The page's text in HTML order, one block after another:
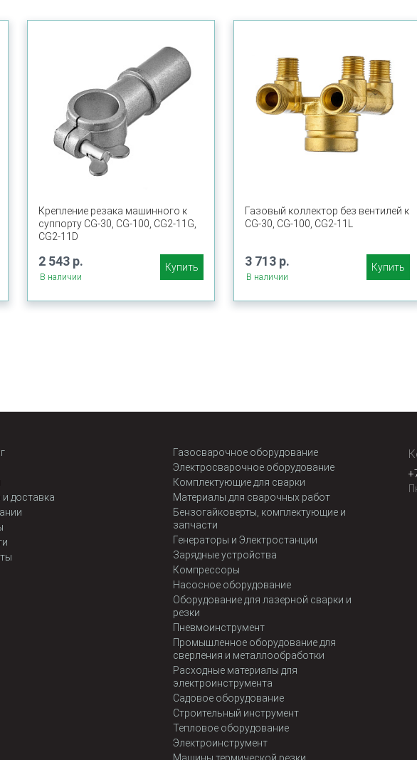
Крепление резака машинного к
суппорту CG-30, CG-100, CG2-11G,
CG2-11D
2 543 р.
В наличии
Купить
Газовый коллектор без вентилей к
CG-30, CG-100, CG2-11L
3 713 р.
В наличии
Купить
доставка
Газосварочное оборудование
Электросварочное оборудование
Комплектующие для сварки
Материалы для сварочных работ
Бензогайковерты, комплектующие и
запчасти
Генераторы и Электростанции
Зарядные устройства
Компрессоры
Насосное оборудование
Оборудование для лазерной сварки и
резки
Пневмоинструмент
Промышленное оборудование для
сверления и металлообработки
Расходные материалы для
электроинструмента
Садовое оборудование
Строительный инструмент
Тепловое оборудование
Электроинструмент